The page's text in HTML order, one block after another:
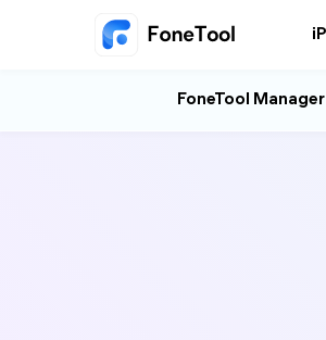
FoneTool Manager